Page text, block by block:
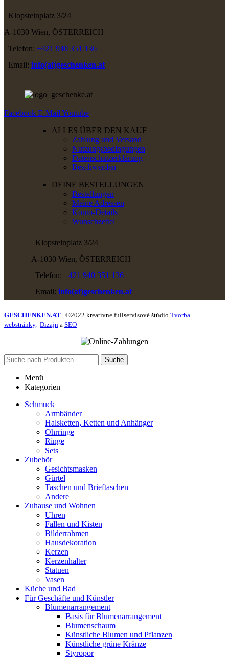
Klopsteinplatz 3/24
A-1030 Wien, ÖSTERREICH
Telefon: +421 940 351 136
Email: info(at)geschenken.at
Facebook E-Mail Youtube
ALLES ÜBER DEN KAUF
Zahlung und Versand
Nutzungsbedingungen
Datenschutzerklärung
Beschwerden
DEINE BESTELLUNGEN
Bestellungen
Meine Adressen
Konto-Details
Wunschzettel
Klopsteinplatz 3/24
A-1030 Wien, ÖSTERREICH
Telefon: +421 940 351 136
Email: info(at)geschenken.at
GESCHENKEN.AT | ©2022 kreatívne fullservisové štúdio Tvorba
webstránky, Dizajn a SEO
Suche
Menü
Kategorien
Schmuck
Armbänder
Halsketten, Ketten und Anhänger
Ohrringe
Ringe
Sets
Zubehör
Gesichtsmasken
Gürtel
Taschen und Brieftaschen
Andere
Zuhause und Wohnen
Uhren
Fallen und Kisten
Bilderrahmen
Hausdekoration
Kerzen
Kerzenhalter
Statuen
Vasen
Küche und Bad
Für Geschäfte und Künstler
Blumenarrangement
Basis für Blumenarrangement
Blumenschaum
Künstliche Blumen und Pflanzen
Künstliche grüne Kränze
Styropor